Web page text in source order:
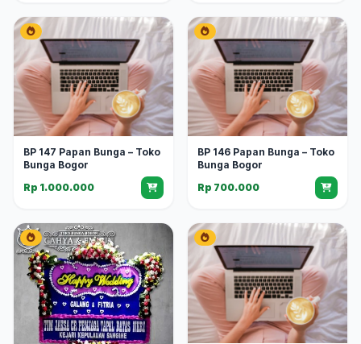
BP 147 Papan Bunga – Toko
Bunga Bogor
Rp 1.000.000
BP 146 Papan Bunga – Toko
Bunga Bogor
Rp 700.000